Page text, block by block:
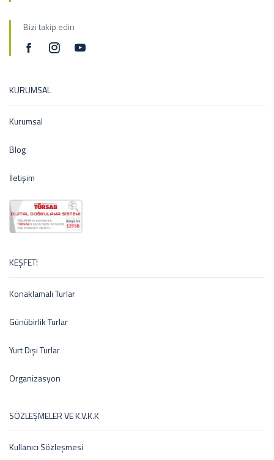
Bizi takip edin
KURUMSAL
Kurumsal
Blog
İletişim
KEŞFET!
Konaklamalı Turlar
Günübirlik Turlar
Yurt Dışı Turlar
Organizasyon
SÖZLEŞMELER VE K.V.K.K
Kullanıcı Sözleşmesi